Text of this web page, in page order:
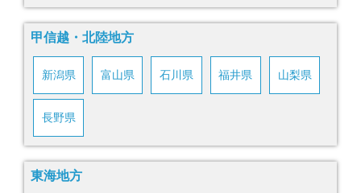
甲信越・北陸地方
新潟県 富山県 石川県 福井県 山梨県
長野県
東海地方